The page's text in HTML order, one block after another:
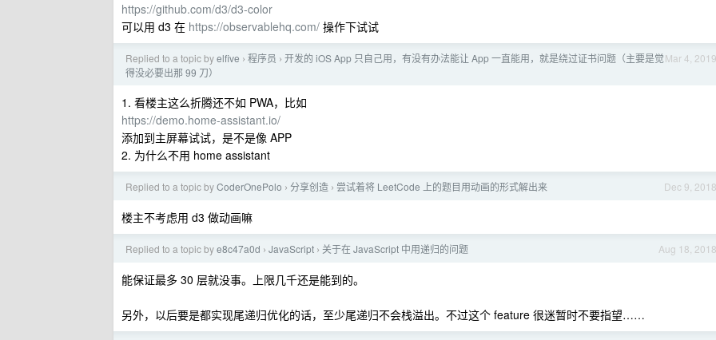
https://github.com/d3/d3-color
可以用 d3 在 https://observablehq.com/ 操作下试试
Mar 4, 2019
Replied to a topic byelfive › 程序员 › 开发的 iOS App 只自己用，有没有办法能让 App 一直能用，就是绕过证书问题（主要是觉
得没必要出那 99 刀）
1. 看楼主这么折腾还不如 PWA，比如
https://demo.home-assistant.io/
添加到主屏幕试试，是不是像 APP
2. 为什么不用 home assistant
Dec 9, 2018
Replied to a topic byCoderOnePolo › 分享创造 › 尝试着将 LeetCode 上的题目用动画的形式解出来
楼主不考虑用 d3 做动画嘛
Aug 18, 2018
Replied to a topic bye8c47a0d › JavaScript › 关于在 JavaScript 中用递归的问题
能保证最多 30 层就没事。上限几千还是能到的。
另外，以后要是都实现尾递归优化的话，至少尾递归不会栈溢出。不过这个 feature 很迷暂时不要指望……